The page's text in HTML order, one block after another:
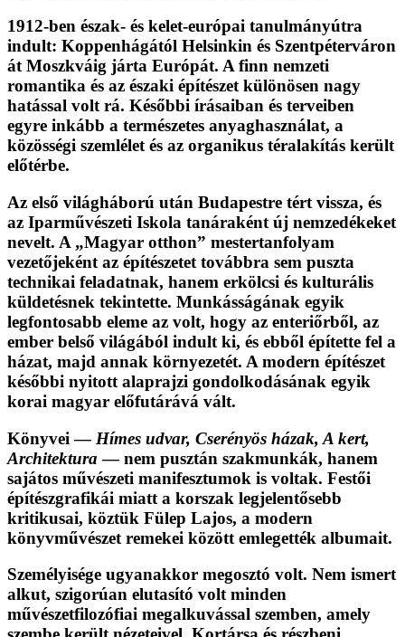
1912-ben észak- és kelet-európai tanulmányútra
indult: Koppenhágától Helsinkin és Szentpéterváron
át Moszkváig járta Európát. A finn nemzeti
romantika és az északi építészet különösen nagy
hatással volt rá. Későbbi írásaiban és terveiben
egyre inkább a természetes anyaghasználat, a
közösségi szemlélet és az organikus téralakítás került
előtérbe.
Az első világháború után Budapestre tért vissza, és
az Iparművészeti Iskola tanáraként új nemzedékeket
nevelt. A „Magyar otthon” mestertanfolyam
vezetőjeként az építészetet továbbra sem puszta
technikai feladatnak, hanem erkölcsi és kulturális
küldetésnek tekintette. Munkásságának egyik
legfontosabb eleme az volt, hogy az enteriőrből, az
ember belső világából indult ki, és ebből építette fel a
házat, majd annak környezetét. A modern építészet
későbbi nyitott alaprajzi gondolkodásának egyik
korai magyar előfutárává vált.
Könyvei — Hímes udvar, Cserényös házak, A kert,
Architektura — nem pusztán szakmunkák, hanem
sajátos művészeti manifesztumok is voltak. Festői
építészgrafikái miatt a korszak legjelentősebb
kritikusai, köztük Fülep Lajos, a modern
könyvművészet remekei között emlegették albumait.
Személyisége ugyanakkor megosztó volt. Nem ismert
alkut, szigorúan elutasító volt minden
művészetfilozófiai megalkuvással szemben, amely